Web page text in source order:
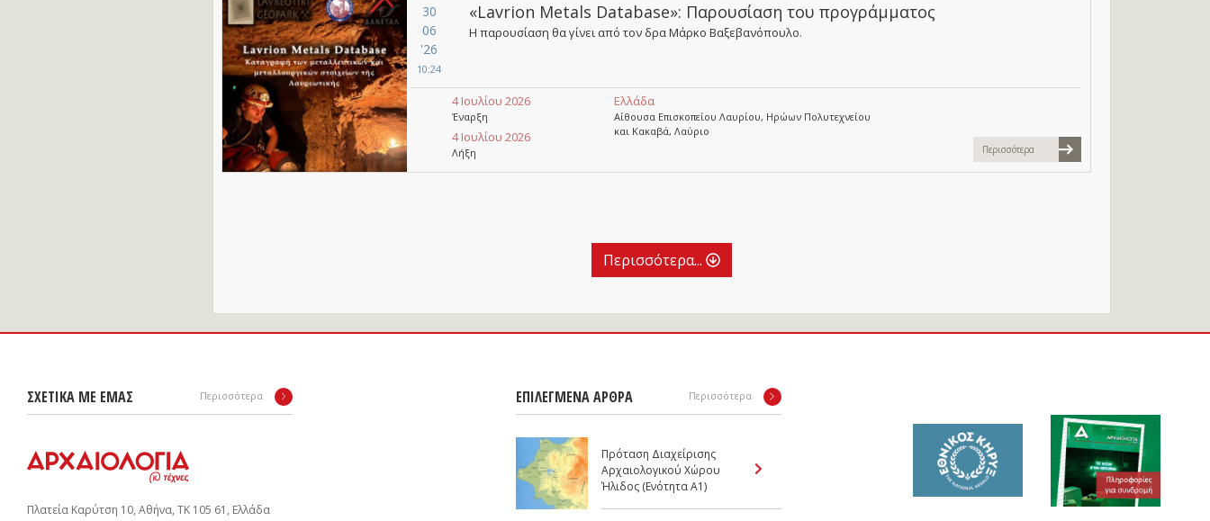
30
06
'26
10:24
«Lavrion Metals Database»: Παρουσίαση του προγράμματος
Η παρουσίαση θα γίνει από τον δρα Μάρκο Βαξεβανόπουλο.
4 Ιουλίου 2026
Έναρξη
4 Ιουλίου 2026
Λήξη
Ελλάδα
Αίθουσα Επισκοπείου Λαυρίου, Ηρώων Πολυτεχνείου
και Κακαβά, Λαύριο
Περισσότερα
Περισσότερα...
ΣΧΕΤΙΚΑ ΜΕ ΕΜΑΣ Περισσότερα
Πλατεία Καρύτση 10, Αθήνα, ΤΚ 105 61, Ελλάδα
ΕΠΙΛΕΓΜΕΝΑ ΑΡΘΡΑ Περισσότερα
Πρόταση Διαχείρισης
Αρχαιολογικού Χώρου
Ήλιδος (Ενότητα Α1)